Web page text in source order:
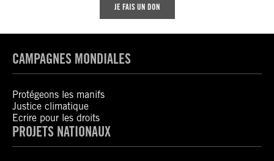
JE FAIS UN DON
CAMPAGNES MONDIALES
Protégeons les manifs
Justice climatique
Ecrire pour les droits
PROJETS NATIONAUX